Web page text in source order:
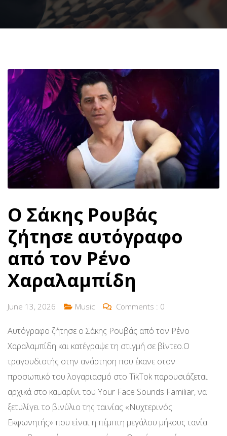
Ο Σάκης Ρουβάς
ζήτησε αυτόγραφο
από τον Ρένο
Χαραλαμπίδη
June 13, 2026 Music Comments : 0
Αυτόγραφο ζήτησε ο Σάκης Ρουβάς από τον Ρένο
Χαραλαμπίδη και κατέγραψε τη στιγμή σε βίντεο.Ο
τραγουδιστής στην ανάρτηση που έκανε στον
προσωπικό του λογαριασμό στο TikTok παρουσιάζεται
αρχικά στο καμαρίνι του Your Face Sounds Familiar, να
ξετυλίγει το βινύλιο της ταινίας «Νυχτερινός
Εκφωνητής» που είναι η πέμπτη μεγάλου μήκους τανία